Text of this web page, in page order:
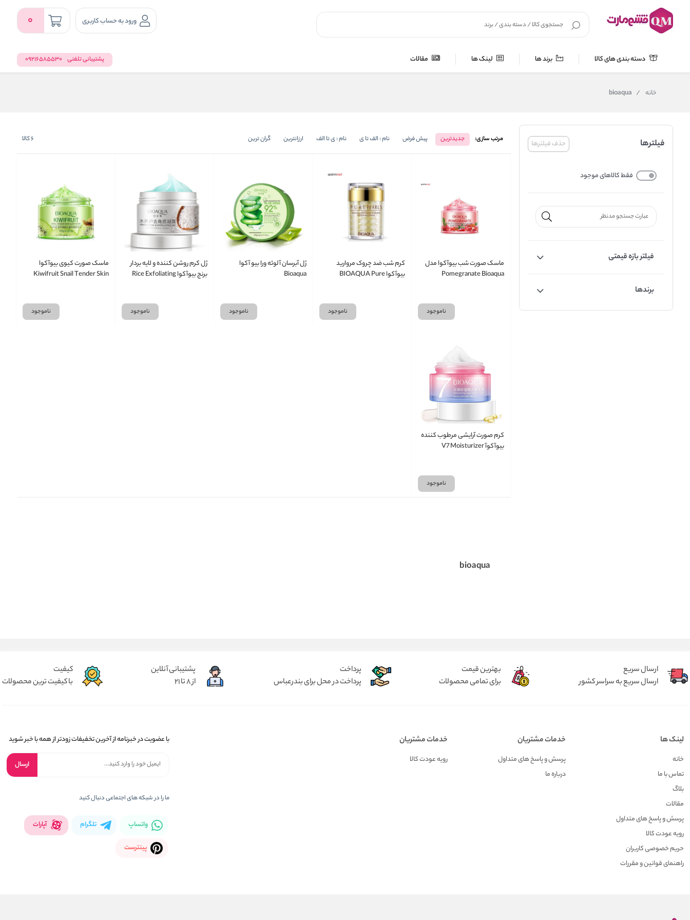
ورود به حساب کاربری 0
دسته بندی های کالا برند ها لینک ها مقالات پشتیبانی تلفنی 09216585530
خانه /
bioaqua
حذف فیلترها فیلترها
فقط کالاهای موجود
فیلتر بازه قیمتی
برندها
مرتب سازی: جدیدترین پیش فرض نام : الف تا ی نام : ی تا الف ارزانترین گران ترین 6کالا
ماسک صورت شب بیوآکوا مدل
Pomegranate Bioaqua
ناموجود
کرم شب ضد چروک مروارید
بیوآکوا BIOAQUA Pure
ناموجود
ژل آبرسان آلوئه ورا بیو آکوا
Bioaqua
ناموجود
ژل کرم روشن کننده و لایه بردار
برنج بیوآکوا Rice Exfoliating
ناموجود
ماسک صورت کیوی بیوآکوا
Kiwifruit Snail Tender Skin
ناموجود
کرم صورت آرایشی مرطوب کننده
بیوآکوآ V7 Moisturizer
ناموجود
bioaqua
ارسال سریع
ارسال سریع به سراسر کشور
بهترین قیمت
برای تمامی محصولات
پرداخت
پرداخت در محل برای بندرعباس
پشتیبانی آنلاین
از 8 تا 21
کیفیت
با کیفیت ترین محصولات
لینک ها
خانه
تماس با ما
بلاگ
مقالات
پرسش و پاسخ های متداول
رویه عودت کالا
حریم خصوصی کاربران
راهنمای قوانین و مقررات
خدمات مشتریان
پرسش و پاسخ های متداول
درباره ما
خدمات مشتریان
رویه عودت کالا
با عضویت در خبرنامه از آخرین تخفیفات زودتر از همه با خبر شوید
ارسال
ما را در شبکه های اجتماعی دنبال کنید
واتساپ تلگرام آپارات
پینترست